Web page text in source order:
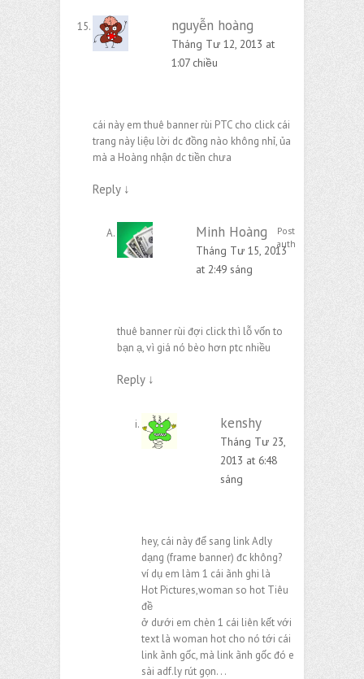
nguyễn hoàng
Tháng Tư 12, 2013 at
1:07 chiều
cái này em thuê banner rùi PTC cho click cái
trang này liệu lời dc đồng nào không nhỉ, ủa
mà a Hoàng nhận dc tiền chưa
Reply ↓
Minh Hoàng
Post
author
Tháng Tư 15, 2013
at 2:49 sáng
thuê banner rùi đợi click thì lỗ vốn to
bạn ạ, vì giá nó bèo hơn ptc nhiều
Reply ↓
kenshy
Tháng Tư 23,
2013 at 6:48
sáng
hey, cái này để sang link Adly
dạng (frame banner) đc không?
ví dụ em làm 1 cái ãnh ghi là
Hot Pictures,woman so hot Tiêu
đề
ở dưới em chèn 1 cái liên kết với
text là woman hot cho nó tới cái
link ãnh gốc, mà link ãnh gốc đó e
sài adf.ly rút gọn. . .